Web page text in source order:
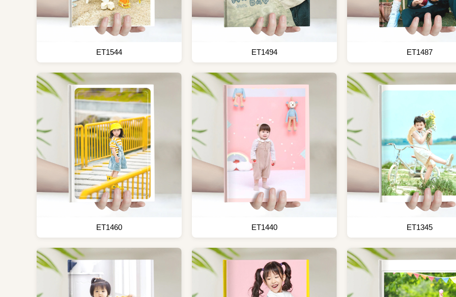
ET1544 ET1494 ET1487
ET1460 ET1440 ET1345